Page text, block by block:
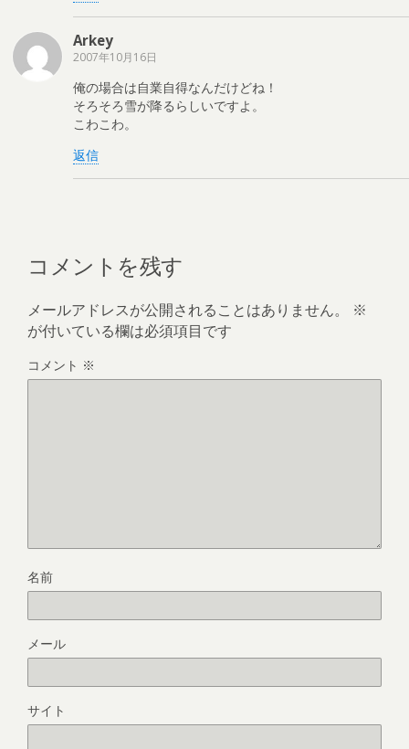
Arkey
2007年10月16日
俺の場合は自業自得なんだけどね！
そろそろ雪が降るらしいですよ。
こわこわ。
返信
コメントを残す
メールアドレスが公開されることはありません。
※
が付いている欄は必須項目です
コメント ※
名前
メール
サイト